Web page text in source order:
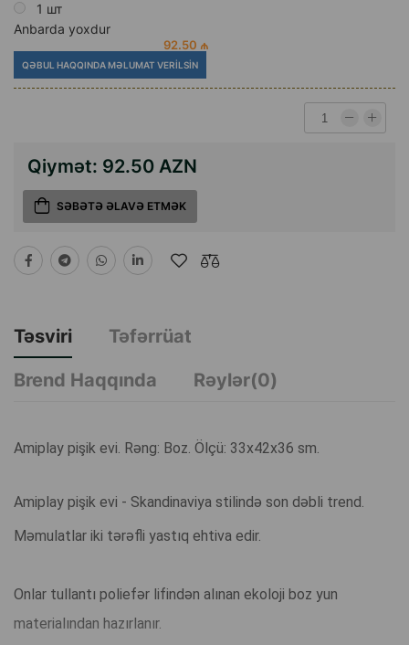
1 шт
Anbarda yoxdur
92.50 ₼
QƏBUL HAQQINDA MƏLUMAT VERILSIN
Qiymət: 92.50 AZN
SƏBƏTƏ ƏLAVƏ ETMƏK
Təsviri
Təfərrüat
Brend Haqqında
Rəylər(0)
Amiplay pişik evi. Rəng: Boz. Ölçü: 33x42x36 sm.
Amiplay pişik evi - Skandinaviya stilində son dəbli trend.
Məmulatlar iki tərəfli yastıq ehtiva edir.
Onlar tullantı poliefər lifindən alınan ekoloji boz yun
materialından hazırlanır.